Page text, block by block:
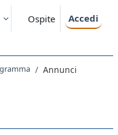
Ospite Accedi
Annunci